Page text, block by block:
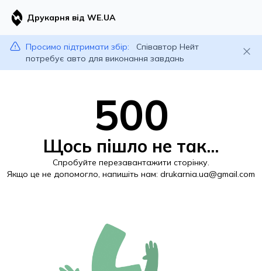
Друкарня від WE.UA
Просимо підтримати збір:
Співавтор Нейт
потребує авто для виконання завдань
500
Щось пішло не так...
Спробуйте перезавантажити сторінку.
Якщо це не допомогло, напишіть нам: drukarnia.ua@gmail.com